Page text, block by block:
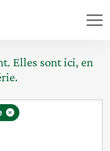
Elles sont ici, en
×